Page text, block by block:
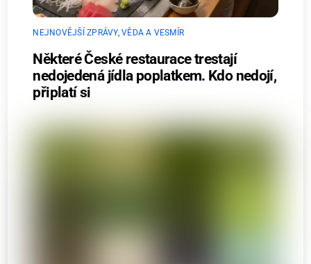
NEJNOVĚJŠÍ ZPRÁVY,VĚDA A VESMÍR
Některé České restaurace trestají
nedojedená jídla poplatkem. Kdo nedojí,
připlatí si